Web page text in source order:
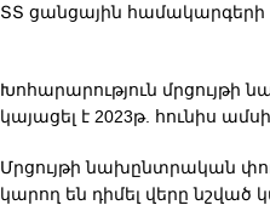
ՏՏ ցանցային
Խոհարարություն մրցույթի
կայացել է 2023թ. հունիս
Մրցույթի նախընտրական
կարող են դիմել վերը նշված